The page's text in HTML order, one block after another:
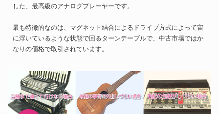
した、最高級のアナログプレーヤーです。
最も特徴的なのは、マグネット結合によるドライブ方式によって宙
に浮いているような状態で回るターンテーブルで、中古市場ではか
なりの価格で取引されています。